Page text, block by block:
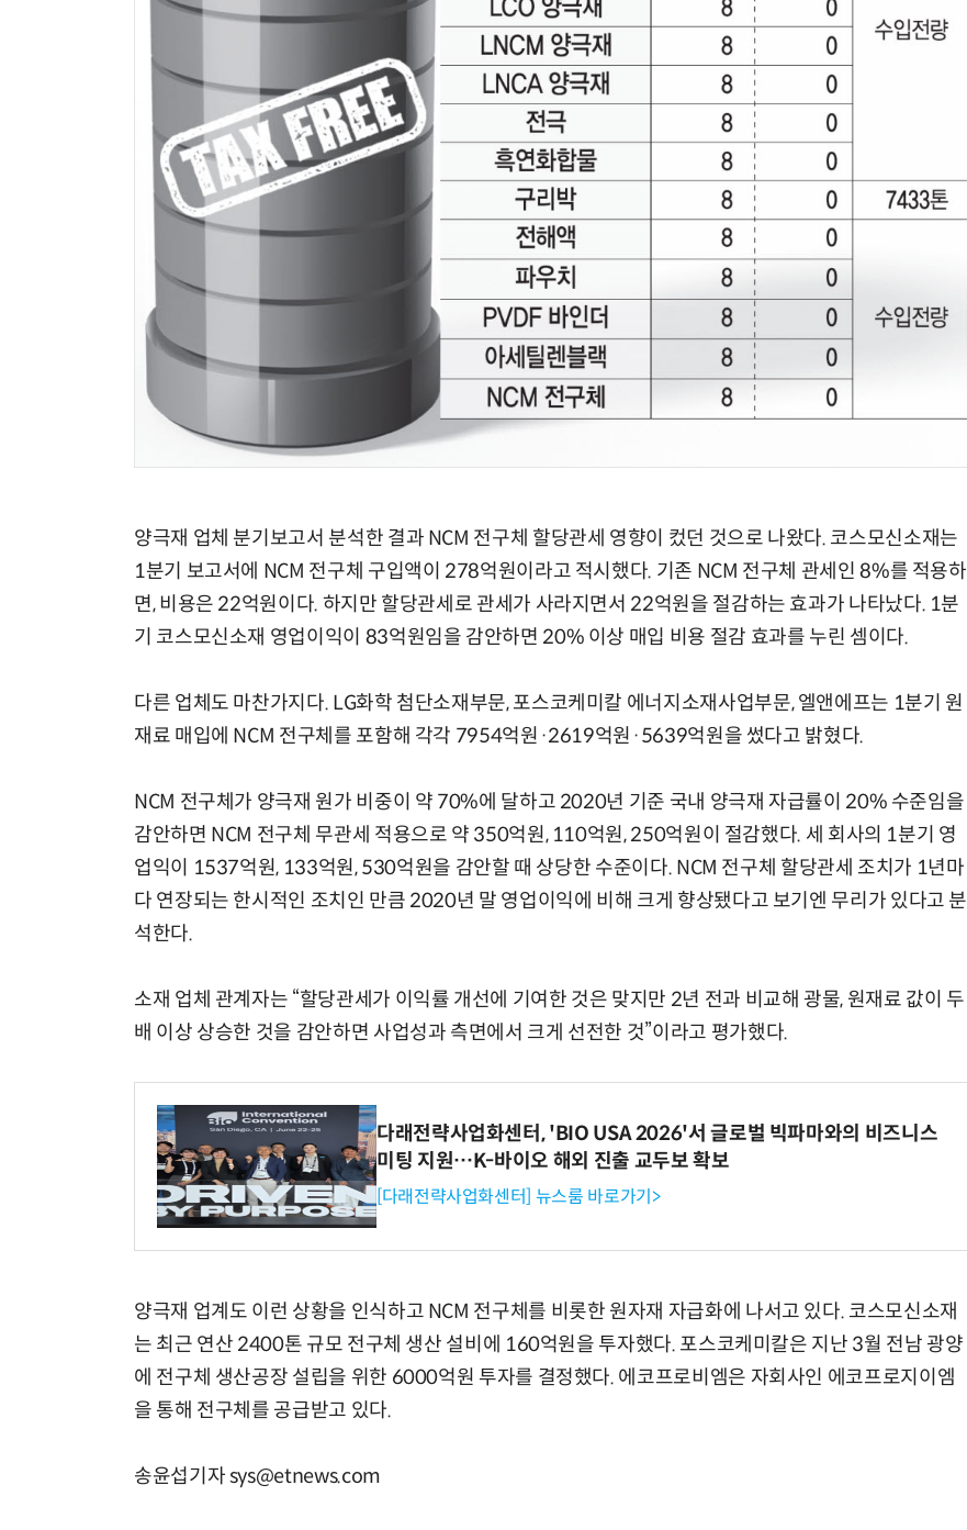
양극재 업체 분기보고서 분석한 결과 NCM 전구체 할당관세 영향이 컸던 것으로 나왔다. 코스모신소재는
1분기 보고서에 NCM 전구체 구입액이 278억원이라고 적시했다. 기존 NCM 전구체 관세인 8%를 적용하
면, 비용은 22억원이다. 하지만 할당관세로 관세가 사라지면서 22억원을 절감하는 효과가 나타났다. 1분
기 코스모신소재 영업이익이 83억원임을 감안하면 20% 이상 매입 비용 절감 효과를 누린 셈이다.
다른 업체도 마찬가지다. LG화학 첨단소재부문, 포스코케미칼 에너지소재사업부문, 엘앤에프는 1분기 원
재료 매입에 NCM 전구체를 포함해 각각 7954억원·2619억원·5639억원을 썼다고 밝혔다.
NCM 전구체가 양극재 원가 비중이 약 70%에 달하고 2020년 기준 국내 양극재 자급률이 20% 수준임을
감안하면 NCM 전구체 무관세 적용으로 약 350억원, 110억원, 250억원이 절감했다. 세 회사의 1분기 영
업익이 1537억원, 133억원, 530억원을 감안할 때 상당한 수준이다. NCM 전구체 할당관세 조치가 1년마
다 연장되는 한시적인 조치인 만큼 2020년 말 영업이익에 비해 크게 향상됐다고 보기엔 무리가 있다고 분
석한다.
소재 업체 관계자는 “할당관세가 이익률 개선에 기여한 것은 맞지만 2년 전과 비교해 광물, 원재료 값이 두
배 이상 상승한 것을 감안하면 사업성과 측면에서 크게 선전한 것”이라고 평가했다.
다래전략사업화센터, 'BIO USA 2026'서 글로벌 빅파마와의 비즈니스
미팅 지원…K-바이오 해외 진출 교두보 확보
[다래전략사업화센터] 뉴스룸 바로가기>
양극재 업계도 이런 상황을 인식하고 NCM 전구체를 비롯한 원자재 자급화에 나서고 있다. 코스모신소재
는 최근 연산 2400톤 규모 전구체 생산 설비에 160억원을 투자했다. 포스코케미칼은 지난 3월 전남 광양
에 전구체 생산공장 설립을 위한 6000억원 투자를 결정했다. 에코프로비엠은 자회사인 에코프로지이엠
을 통해 전구체를 공급받고 있다.
송윤섭기자 sys@etnews.com
거미줄 쏘고 자동 회수까지…현실판 스파이더맨 웹 슈터